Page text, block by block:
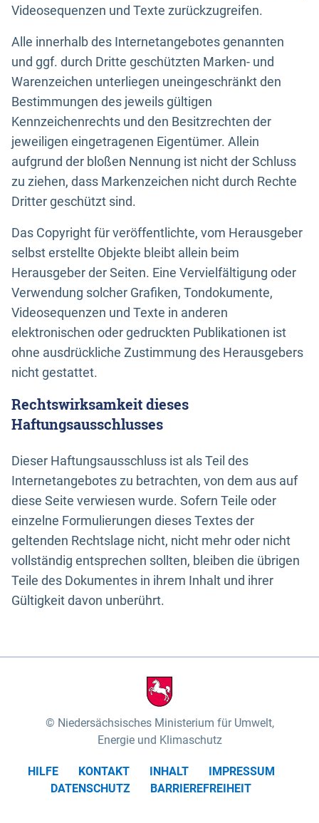
Videosequenzen und Texte zurückzugreifen.
Alle innerhalb des Internetangebotes genannten
und ggf. durch Dritte geschützten Marken- und
Warenzeichen unterliegen uneingeschränkt den
Bestimmungen des jeweils gültigen
Kennzeichenrechts und den Besitzrechten der
jeweiligen eingetragenen Eigentümer. Allein
aufgrund der bloßen Nennung ist nicht der Schluss
zu ziehen, dass Markenzeichen nicht durch Rechte
Dritter geschützt sind.
Das Copyright für veröffentlichte, vom Herausgeber
selbst erstellte Objekte bleibt allein beim
Herausgeber der Seiten. Eine Vervielfältigung oder
Verwendung solcher Grafiken, Tondokumente,
Videosequenzen und Texte in anderen
elektronischen oder gedruckten Publikationen ist
ohne ausdrückliche Zustimmung des Herausgebers
nicht gestattet.
Rechtswirksamkeit dieses
Haftungsausschlusses
Dieser Haftungsausschluss ist als Teil des
Internetangebotes zu betrachten, von dem aus auf
diese Seite verwiesen wurde. Sofern Teile oder
einzelne Formulierungen dieses Textes der
geltenden Rechtslage nicht, nicht mehr oder nicht
vollständig entsprechen sollten, bleiben die übrigen
Teile des Dokumentes in ihrem Inhalt und ihrer
Gültigkeit davon unberührt.
Niedersächsisches Ministerium für Umwelt,
Energie und Klimaschutz
HILFE KONTAKT INHALT
IMPRESSUM
DATENSCHUTZ
BARRIEREFREIHEIT